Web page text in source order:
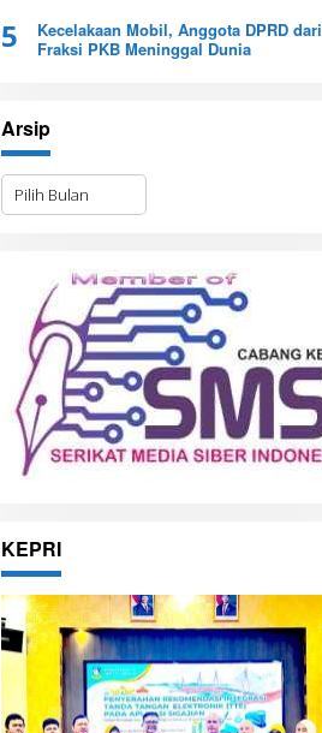
5
Kecelakaan Mobil, Anggota DPRD dari
Fraksi PKB Meninggal Dunia
Arsip
A
s
KEPRI